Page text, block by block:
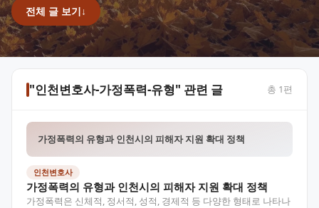
전체 글 보기↓
"인천변호사-가정폭력-유형" 관련 글 총 1편
가정폭력의 유형과 인천시의 피해자 지원 확대 정책
인천변호사
가정폭력의 유형과 인천시의 피해자 지원 확대 정책
가정폭력은 신체적, 정서적, 성적, 경제적 등 다양한 형태로 나타나